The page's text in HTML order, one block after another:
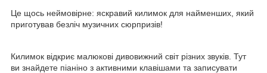
Це щось неймовірне: яскравий килимок для найменших, який
приготував безліч музичних сюрпризів!
Килимок відкриє малюкові дивовижний світ різних звуків. Тут
ви знайдете піаніно з активними клавішами та записувати